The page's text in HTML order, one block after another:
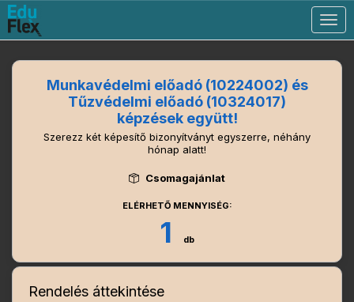
Munkavédelmi előadó (10224002) és
Tűzvédelmi előadó (10324017)
képzések együtt!
Szerezz két képesítő bizonyítványt egyszerre, néhány
hónap alatt!
Csomagajánlat
ELÉRHETŐ MENNYISÉG:
1 db
Rendelés áttekintése